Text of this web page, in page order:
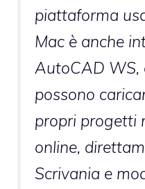
piattaforma
Mac è anche
AutoCAD WS,
possono
propri progetti
online,
Scrivania e